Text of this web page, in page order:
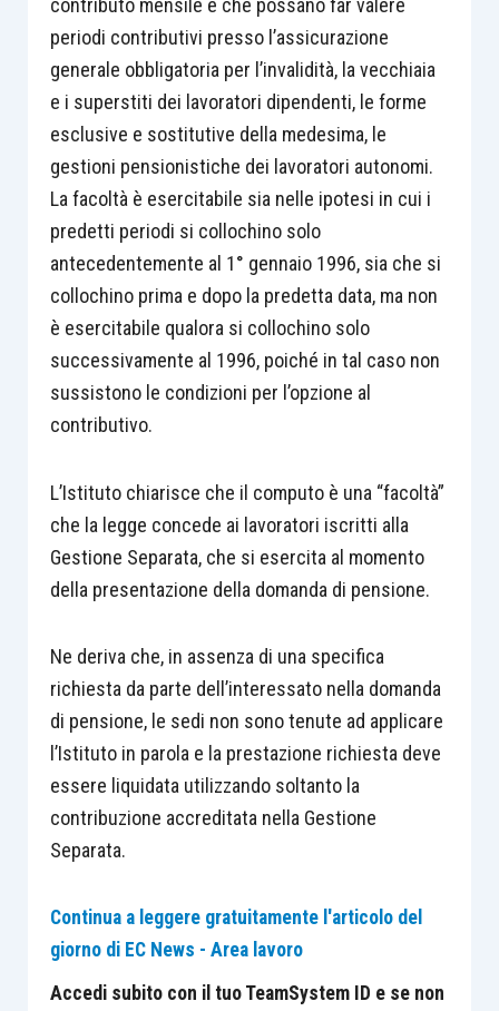
contributo mensile e che possano far valere
periodi contributivi presso l’assicurazione
generale obbligatoria per l’invalidità, la vecchiaia
e i superstiti dei lavoratori dipendenti, le forme
esclusive e sostitutive della medesima, le
gestioni pensionistiche dei lavoratori autonomi.
La facoltà è esercitabile sia nelle ipotesi in cui i
predetti periodi si collochino solo
antecedentemente al 1° gennaio 1996, sia che si
collochino prima e dopo la predetta data, ma non
è esercitabile qualora si collochino solo
successivamente al 1996, poiché in tal caso non
sussistono le condizioni per l’opzione al
contributivo.
L’Istituto chiarisce che il computo è una “facoltà”
che la legge concede ai lavoratori iscritti alla
Gestione Separata, che si esercita al momento
della presentazione della domanda di pensione.
Ne deriva che, in assenza di una specifica
richiesta da parte dell’interessato nella domanda
di pensione, le sedi non sono tenute ad applicare
l’Istituto in parola e la prestazione richiesta deve
essere liquidata utilizzando soltanto la
contribuzione accreditata nella Gestione
Separata.
Continua a leggere gratuitamente l'articolo del
giorno di EC News - Area lavoro
Accedi subito con il tuo TeamSystem ID e se non